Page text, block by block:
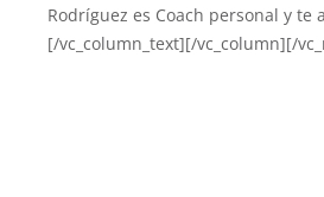
Rodríguez es Coach personal y
[/vc_column_text][/vc_column][/